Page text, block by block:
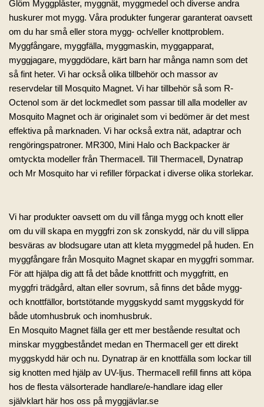
Glöm Myggplåster, myggnät, myggmedel och diverse andra
huskurer mot mygg. Våra produkter fungerar garanterat oavsett
om du har små eller stora mygg- och/eller knottproblem.
Myggfångare, myggfälla, myggmaskin, myggapparat,
myggjagare, myggdödare, kärt barn har många namn som det
så fint heter. Vi har också olika tillbehör och massor av
reservdelar till Mosquito Magnet. Vi har tillbehör så som R-
Octenol som är det lockmedlet som passar till alla modeller av
Mosquito Magnet och är originalet som vi bedömer är det mest
effektiva på marknaden. Vi har också extra nät, adaptrar och
rengöringspatroner. MR300, Mini Halo och Backpacker är
omtyckta modeller från Thermacell. Till Thermacell, Dynatrap
och Mr Mosquito har vi refiller förpackat i diverse olika storlekar.
Vi har produkter oavsett om du vill fånga mygg och knott eller
om du vill skapa en myggfri zon sk zonskydd, när du vill slippa
besväras av blodsugare utan att kleta myggmedel på huden. En
myggfångare från Mosquito Magnet skapar en myggfri sommar.
För att hjälpa dig att få det både knottfritt och myggfritt, en
myggfri trädgård, altan eller sovrum, så finns det både mygg-
och knottfällor, bortstötande myggskydd samt myggskydd för
både utomhusbruk och inomhusbruk.
En Mosquito Magnet fälla ger ett mer bestående resultat och
minskar myggbeståndet medan en Thermacell ger ett direkt
myggskydd här och nu. Dynatrap är en knottfälla som lockar till
sig knotten med hjälp av UV-ljus. Thermacell refill finns att köpa
hos de flesta välsorterade handlare/e-handlare idag eller
självklart här hos oss på myggjävlar.se